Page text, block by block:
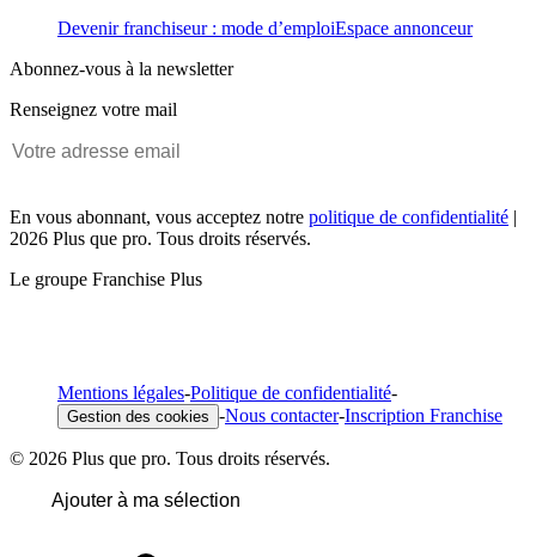
Devenir franchiseur : mode d’emploiEspace annonceur
Abonnez-vous à la newsletter
Renseignez votre mail
En vous abonnant, vous acceptez notre politique de confidentialité |
2026 Plus que pro. Tous droits réservés.
Le groupe Franchise Plus
Mentions légales-Politique de confidentialité-
Gestion des cookies -Nous contacter-Inscription Franchise
© 2026 Plus que pro. Tous droits réservés.
Ajouter à ma sélection